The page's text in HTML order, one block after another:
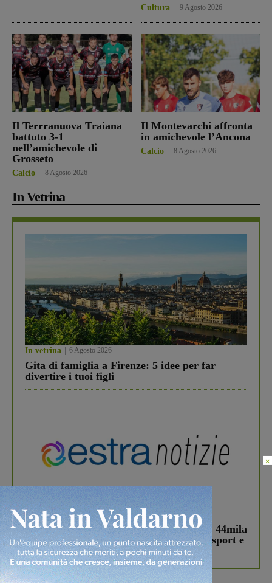
Cultura 9 Agosto 2026
Il Terrranuova Traiana
battuto 3-1
nell’amichevole di
Grosseto
Calcio 8 Agosto 2026
Il Montevarchi affronta
in amichevole l’Ancona
Calcio 8 Agosto 2026
In Vetrina
In vetrina 6 Agosto 2026
Gita di famiglia a Firenze: 5 idee per far
divertire i tuoi figli
In vetrina 3 Agosto 2026
Estra Notizie agosto: Smart Cities, oltre 44mila
studenti coinvolti, torna il bando per lo sport e
debutta il podcast Estrair
×